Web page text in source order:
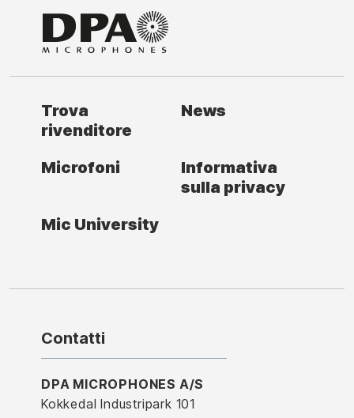
Trova
rivenditore
News
Microfoni
Informativa
sulla privacy
Mic University
Contatti
DPA MICROPHONES A/S
Kokkedal Industripark 101